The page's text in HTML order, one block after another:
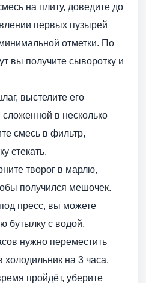
на плиту, доведите до
первых пузырей
отметки. По
вы получите сыворотку и
выстелите его
в несколько
смесь в фильтр,
стекать.
творог в марлю,
получился мешочек.
пресс, вы можете
бутылку с водой.
нужно переместить
на 3 часа.
пройдёт, уберите